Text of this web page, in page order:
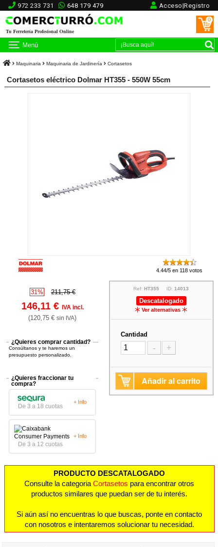
972 233 731 648 179 479 Acceso|Registro
Tu Ferretería Profesional Online
0
Menú
Maquinaria Maquinaria de Jardinería Cortasetos
Cortasetos eléctrico Dolmar HT355 - 550W 55cm
4.44/5 en 118 votos
31% 211,75 €
146,11 € IVA incl.
(120,75 €sin IVA)
¿Quieres comprar cantidad?
Consúltanos y te haremos un
presupuesto personalizado.
¿Quieres fraccionar tu
compra?
De 3 a 18 cuotas
+ Info
De 3 a 12 cuotas
+ Info
Ref:HT355 ID:14013
Descatalogado
Ver alternativas
Cantidad
- +
Añadir al carrito
PRODUCTO DESCATALOGADO
Consulte la categoriaCortasetos para encontrar otros
productos similares que puedan ser de tu interés.
Si aún así no encuentras lo que buscas, ponte en contacto
con nosotros e intentaremos solucionar tu necesidad.